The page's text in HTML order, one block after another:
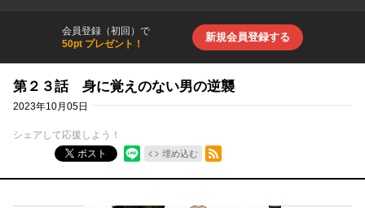
会員登録（初回）で
50pt プレゼント！
新規会員登録する
第２３話 身に覚えのない男の逆襲
2023年10月05日
シェアして応援しよう！
ポスト
埋め込む
RSSフィード